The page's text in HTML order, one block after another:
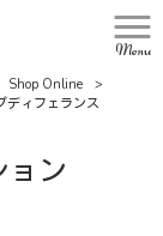
Menu
Shop Online
>
ディフェランス
ョン